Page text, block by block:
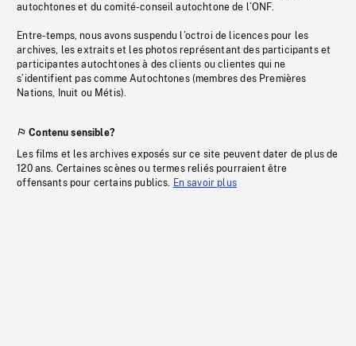
autochtones et du comité-conseil autochtone de l’ONF.
Entre-temps, nous avons suspendu l’octroi de licences pour les
archives, les extraits et les photos représentant des participants et
participantes autochtones à des clients ou clientes qui ne
s’identifient pas comme Autochtones (membres des Premières
Nations, Inuit ou Métis).
Contenu sensible?
Les films et les archives exposés sur ce site peuvent dater de plus de
120 ans. Certaines scènes ou termes reliés pourraient être
offensants pour certains publics. En savoir plus